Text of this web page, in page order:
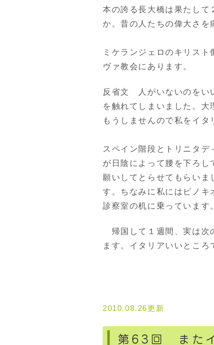
本の誇る長大橋は果たして
か。昔の人たちの偉大さを
ミケランジェロのキリス
ヴァ教会にあります。
反省文 人がいないのをい
を触れてしまいました。大
もうしませんので私をイタ
スペイン階段とトリニタデ
が日陰によって腰を下ろし
願いしてとらせてもらいま
す。ちなみに私にはピノキ
診察室の机に乗っています
帰国して１週間、実は次
ます。イタリアいいところ
2010.08.26更新
第63回 また